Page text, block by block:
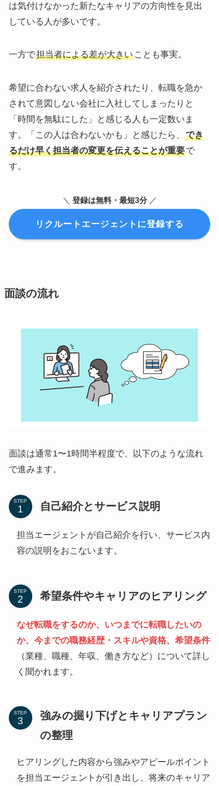
は気付けなかった新たなキャリアの方向性を見出
している人が多いです。
一方で担当者による差が大きいことも事実。
希望に合わない求人を紹介されたり、転職を急か
されて意図しない会社に入社してしまったりと
「時間を無駄にした」と感じる人も一定数いま
す。「この人は合わないかも」と感じたら、 でき
るだけ早く担当者の変更を伝えることが重要で
す。
＼ 登録は無料・最短3分 ／
リクルートエージェントに登録する
面談の流れ
面談は通常1〜1時間半程度で、以下のような流れ
で進みます。
STEP 自己紹介とサービス説明
担当エージェントが自己紹介を行い、サービス内
容の説明をおこないます。
STEP 希望条件やキャリアのヒアリング
なぜ転職をするのか、いつまでに転職したいの
か、今までの職務経歴・スキルや資格、希望条件
（業種、職種、年収、働き方など）について詳し
く聞かれます。
STEP
強みの掘り下げとキャリアプラン
の整理
ヒアリングした内容から強みやアピールポイント
を担当エージェントが引き出し、将来のキャリア